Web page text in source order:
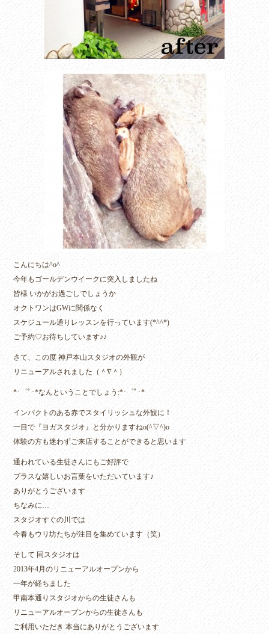
こんにちは^o^
今年もゴールデンウイークに突入しましたね
皆様 いかがお過ごしでしょうか
オクトワンはGWに関係なく
スケジュール通りレッスンを行っています(*^^*)
ご予約♡お待ちしています♪♪
さて、この度 神戸本山スタジオの外観が
リニューアルされました（＾∇＾）
*･゜ﾟ･*なんということでしょう:*･゜ﾟ･*
インパクトのある赤でスタイリッシュな外観に！
一目で『ヨガスタジオ』と分かりますねo(^▽^)o
体験の方も迷わずご来店することができると思います
通われている生徒さんにもご好評で
プラスな嬉しいお言葉をいただいています♪
ありがとうございます
ちなみに…
スタジオすぐの川では
今春もウリ坊たちが注目を集めています（笑）
そして 同スタジオは
2013年4月のリニューアルオープンから
一年が経ちました
甲南本通りスタジオからの生徒さんも
リニューアルオープンからの生徒さんも
ご利用いただき 本当にありがとうございます